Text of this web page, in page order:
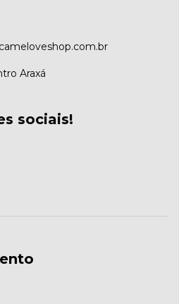
Araxá
sociais!